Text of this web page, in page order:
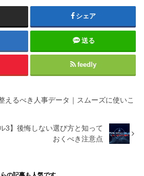
シェア
送る
feedly
えるべき人事データ｜スムーズに使いこ
3】後悔しない選び方と知って
おくべき注意点